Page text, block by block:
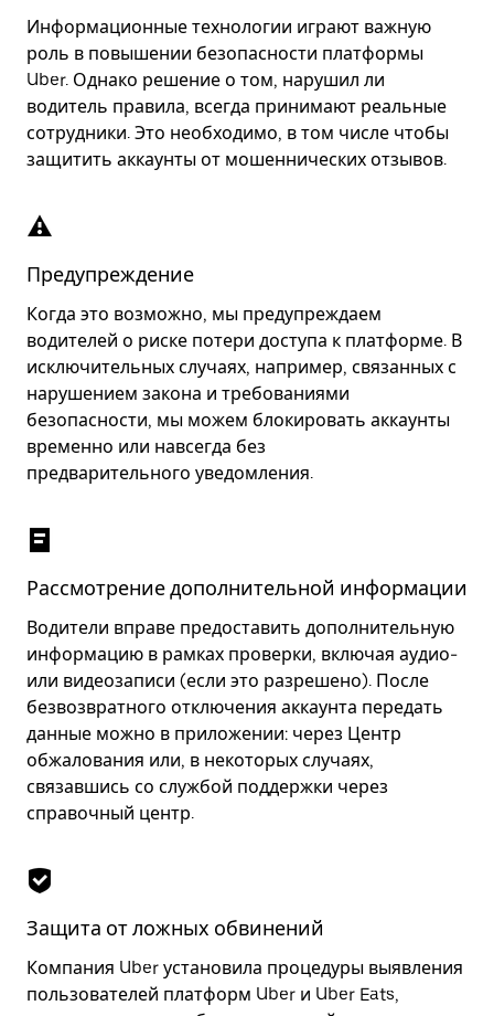
Информационные технологии играют важную
роль в повышении безопасности платформы
Uber. Однако решение о том, нарушил ли
водитель правила, всегда принимают реальные
сотрудники. Это необходимо, в том числе чтобы
защитить аккаунты от мошеннических отзывов.
Предупреждение
Когда это возможно, мы предупреждаем
водителей о риске потери доступа к платформе. В
исключительных случаях, например, связанных с
нарушением закона и требованиями
безопасности, мы можем блокировать аккаунты
временно или навсегда без
предварительного уведомления.
Рассмотрение дополнительной информации
Водители вправе предоставить дополнительную
информацию в рамках проверки, включая аудио-
или видеозаписи (если это разрешено). После
безвозвратного отключения аккаунта передать
данные можно в приложении: через Центр
обжалования или, в некоторых случаях,
связавшись со службой поддержки через
справочный центр.
Защита от ложных обвинений
Компания Uber установила процедуры выявления
пользователей платформ Uber и Uber Eats,